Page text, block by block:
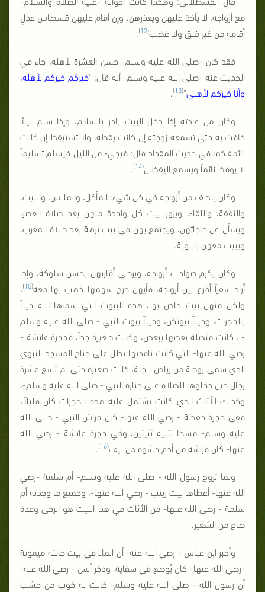
مع أزواجه، لا يأخذ عليهن ويعذرهن، وإن أقام عليهن قسطاس عدلٍ
أقامه من غير قلق ولا غضب(
12
)
.
فقد كان -صلى الله عليه وسلم- حسن العشرة لأهله، جاء في
الحديث عنه -صلى الله عليه وسلم- أنه قال: "خيركم خيركم لأهله،
وأنا خيركم لأهلي"
(
13
)
.
وكان من عادته إذا دخل البيت بادر بالسلام، وإذا سلم ليلاً
خافت به حتى تسمعه زوجته إن كانت يقظة، ولا تستيقظ إن كانت
نائمة.كما في حديث المقداد قال: فيجيء من الليل فيسلم تسليماً
لا يوقظ نائماً ويسمع اليقظان(
14
)
.
وكان ينصف من أزواجه في كل شيء: المأكل، والملبس، والبيت،
والنفقة، واللقاء، ويزور بيت كل واحدة منهن بعد صلاة العصر،
ويسأل عن حاجاتهن، ويجتمع بهن في بيت برهة بعد صلاة المغرب،
ويبيت معهن بالنوبة.
وكان يكرم صواحب أزواجه، ويرضي أقاربهن بحسن سلوكه، وإذا
أراد سفراً أقرع بين أزواجه، فأيهن خرج سهمها ذهب بها معه(
15
)،
ولكل منهن بيت خاص بها، هذه البيوت التي سماها الله حيناً
بالحجرات، وحيناً بيوتكن، وحيناً بيوت النبي - صلى الله عليه وسلم
- ، كانت متصلة بعضها ببعض، وكانت صغيرة جداً، فحجرة عائشة -
رضي الله عنها- التي كانت نافذتها تطل على جناح المسجد النبوي
الذي سمى روضة من رياض الجنة، كانت صغيرة حتى لم تسع عشرة
رجال حين دخلوها للصلاة على جنازة النبي - صلى الله عليه وسلم-،
وكذلك الأثاث الذي كانت تشتمل عليه هذه الحجرات كان قليلاً،
ففي حجرة حفصة - رضي الله عنها- كان فراش النبي - صلى الله
عليه وسلم- مسحا تثنيه ثنيتين، وفي حجرة عائشة - رضي الله
عنها- كان فراشه من أدم حشوه من ليف(
16
)
.
ولما تزوج رسول الله - صلى الله عليه وسلم- أم سلمة -رضي
الله عنها- أعطاها بيت زينب - رضي الله عنها-، وجميع ما وجدته أم
سلمة - رضي الله عنها- من الأثاث في هذا البيت هو الرحى وعدة
صاع من الشعير.
وأخبر ابن عباس - رضي الله عنه- أن الماء في بيت خالته ميمونة
-رضي الله عنها- كان يُوضع في سقاية. وذكر أنس - رضي الله عنه-
أن رسول الله - صلى الله عليه وسلم- كانت له كوب من خشب